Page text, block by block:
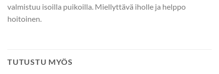
valmistuu isoilla puikoilla. Miellyttävä iholle ja helppo
hoitoinen.
TUTUSTU MYÖS